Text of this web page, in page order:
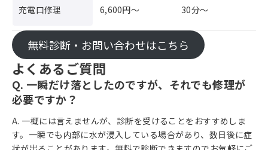
充電口修理 6,600円〜 30分〜
無料診断・お問い合わせはこちら
よくあるご質問
Q. 一瞬だけ落としたのですが、それでも修理が
必要ですか？
A. 一概には言えませんが、診断を受けることをおすすめしま
す。一瞬でも内部に水が浸入している場合があり、数日後に症